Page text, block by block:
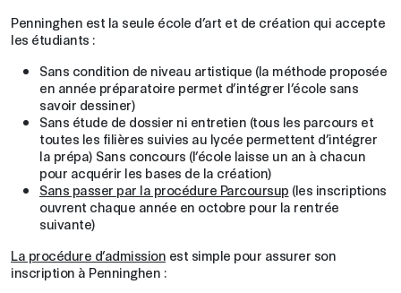
Penninghen est la seule école d’art et de création qui accepte
les étudiants :
Sans condition de niveau artistique (la méthode proposée
en année préparatoire permet d’intégrer l’école sans
savoir dessiner)
Sans étude de dossier ni entretien (tous les parcours et
toutes les filières suivies au lycée permettent d’intégrer
la prépa) Sans concours (l’école laisse un an à chacun
pour acquérir les bases de la création)
Sans passer par la procédure Parcoursup (les inscriptions
ouvrent chaque année en octobre pour la rentrée
suivante)
La procédure d’admission est simple pour assurer son
inscription à Penninghen :